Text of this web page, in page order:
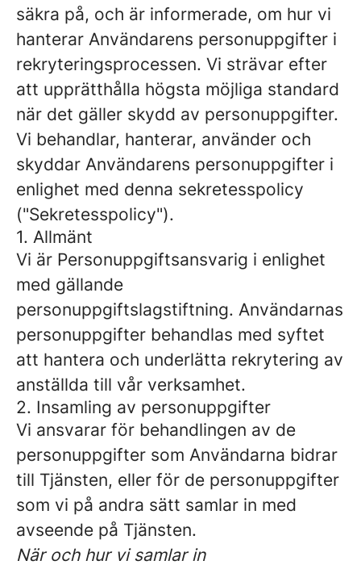
säkra på, och är informerade, om hur vi
hanterar Användarens personuppgifter i
rekryteringsprocessen. Vi strävar efter
att upprätthålla högsta möjliga standard
när det gäller skydd av personuppgifter.
Vi behandlar, hanterar, använder och
skyddar Användarens personuppgifter i
enlighet med denna sekretesspolicy
("Sekretesspolicy").
1. Allmänt
Vi är Personuppgiftsansvarig i enlighet
med gällande
personuppgiftslagstiftning. Användarnas
personuppgifter behandlas med syftet
att hantera och underlätta rekrytering av
anställda till vår verksamhet.
2. Insamling av personuppgifter
Vi ansvarar för behandlingen av de
personuppgifter som Användarna bidrar
till Tjänsten, eller för de personuppgifter
som vi på andra sätt samlar in med
avseende på Tjänsten.
När och hur vi samlar in